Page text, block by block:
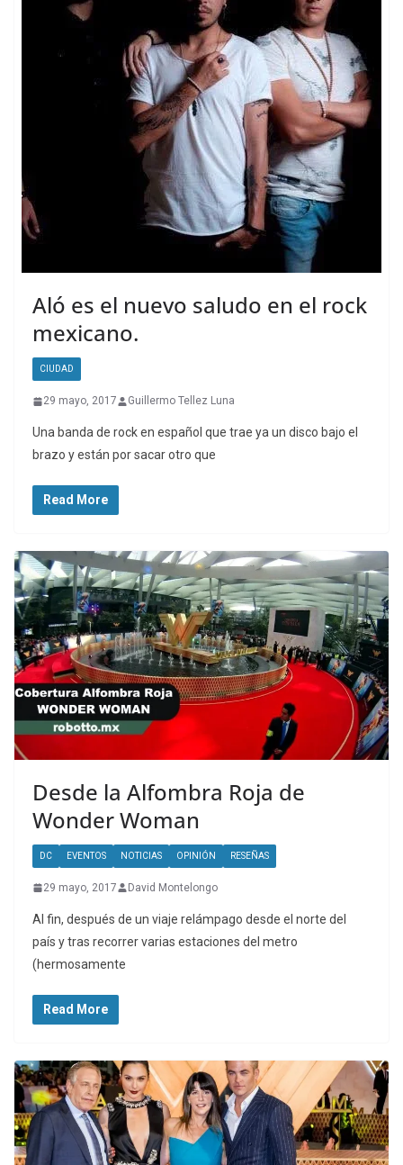
Aló es el nuevo saludo en el rock
mexicano.
CIUDAD
29 mayo, 2017 Guillermo Tellez Luna
Una banda de rock en español que trae ya un disco bajo el
brazo y están por sacar otro que
Read More
Desde la Alfombra Roja de
Wonder Woman
DC EVENTOS NOTICIAS OPINIÓN RESEÑAS
29 mayo, 2017 David Montelongo
Al fin, después de un viaje relámpago desde el norte del
país y tras recorrer varias estaciones del metro
(hermosamente
Read More